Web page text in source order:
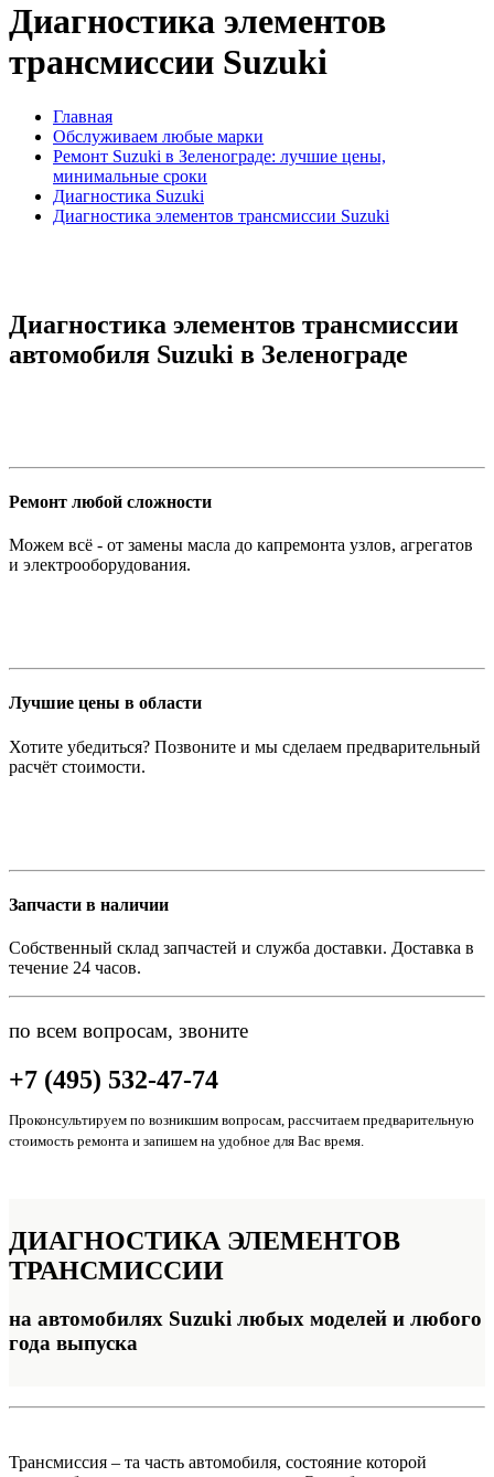
Диагностика элементов
трансмиссии Suzuki
Главная
Обслуживаем любые марки
Ремонт Suzuki в Зеленограде: лучшие цены,
минимальные сроки
Диагностика Suzuki
Диагностика элементов трансмиссии Suzuki
Диагностика элементов трансмиссии
автомобиля Suzuki в Зеленограде
Ремонт любой сложности
Можем всё - от замены масла до капремонта узлов, агрегатов
и электрооборудования.
Лучшие цены в области
Хотите убедиться? Позвоните и мы сделаем предварительный
расчёт стоимости.
Запчасти в наличии
Собственный склад запчастей и служба доставки. Доставка в
течение 24 часов.
по всем вопросам, звоните
+7 (495) 532-47-74
Проконсультируем по возникшим вопросам, рассчитаем предварительную
стоимость ремонта и запишем на удобное для Вас время.
ДИАГНОСТИКА ЭЛЕМЕНТОВ
ТРАНСМИССИИ
на автомобилях Suzuki любых моделей и любого
года выпуска
Трансмиссия – та часть автомобиля, состояние которой